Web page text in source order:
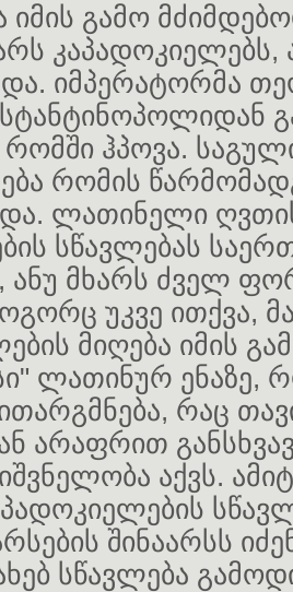
იმის გამო
კაპადოკიელებს,
იმპერატორმა
ჰპოვა.
რომის
ლათინელი
სწავლებას
ანუ მხარს ძველ
უკვე ითქვა,
მიღება იმის
ლათინურ ენაზე,
რაც
არაფრით
აქვს.
შინაარსს
სწავლება